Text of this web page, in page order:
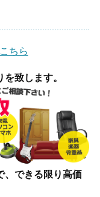
ちら
致します。
、できる限り高価